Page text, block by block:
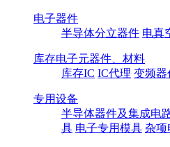
电子器件
半导体分立器件 电真
库存电子元器件、材料
库存IC IC代理 变频器
专用设备
半导体器件及集成电
具 电子专用模具 杂项